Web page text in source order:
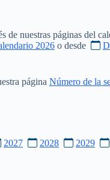
de nuestras páginas del
2026 o desde
página Número de la
2027 2028 2029